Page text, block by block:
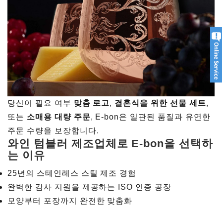
당신이 필요 여부 맞춤 로고, 결혼식을 위한 선물 세트,
또는 소매용 대량 주문, E-bon은 일관된 품질과 유연한
주문 수량을 보장합니다.
와인 텀블러 제조업체로 E-bon을 선택하
는 이유
25년의 스테인레스 스틸 제조 경험
완벽한 감사 지원을 제공하는 ISO 인증 공장
모양부터 포장까지 완전한 맞춤화